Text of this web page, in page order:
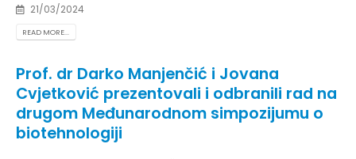
21/03/2024
READ MORE...
Prof. dr Darko Manjenčić i Jovana
Cvjetković prezentovali i odbranili rad na
drugom Međunarodnom simpozijumu o
biotehnologiji